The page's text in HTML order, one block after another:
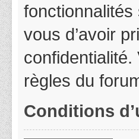
vous d’avoir
règles du
Conditions